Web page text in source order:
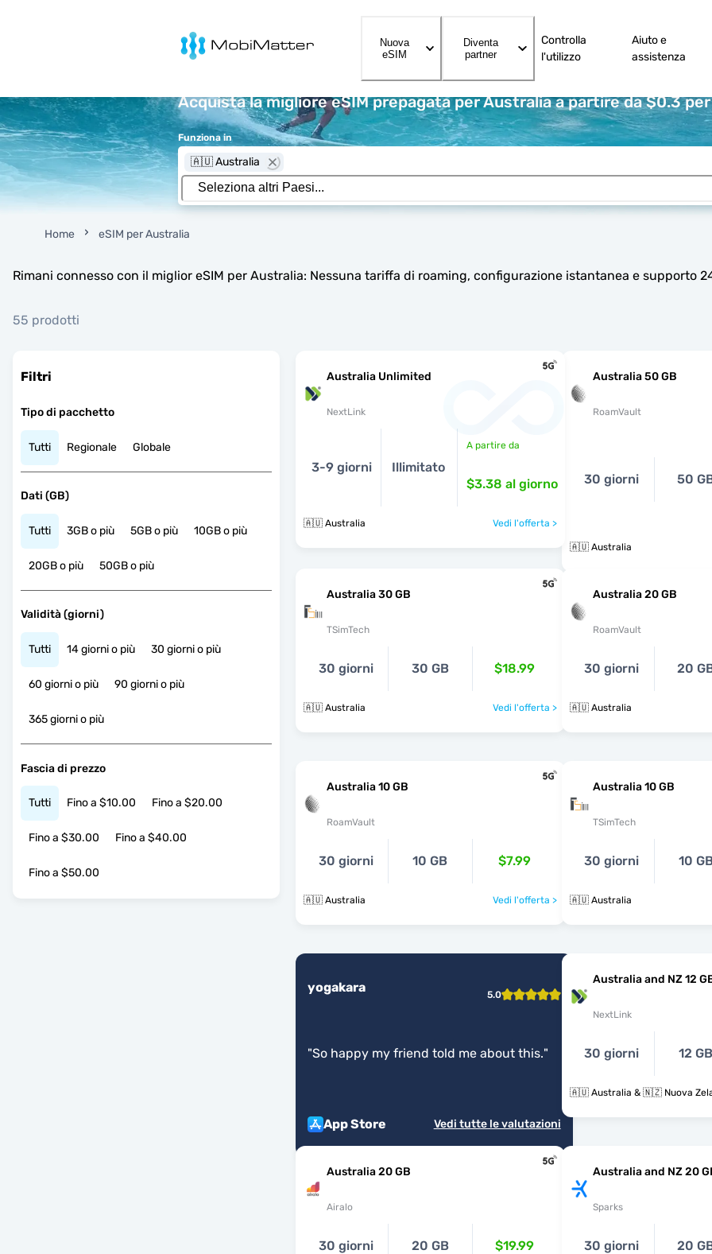
MobiMatter
Nuova
eSIM
Diventa
partner
Controlla
l'utilizzo
Aiuto e
assistenza
Acquista la migliore eSIM prepagata per Australia a partire da $0.3 per
Funziona in
🇦🇺 Australia
Home eSIM per Australia
Rimani connesso con il miglior eSIM per Australia: Nessuna tariffa di roaming, configurazione istantanea e supporto
55 prodotti
Filtri
Tipo di pacchetto
Tutti Regionale Globale
Dati (GB)
Tutti 3GB o più 5GB o più 10GB o più
20GB o più 50GB o più
Validità (giorni)
Tutti 14 giorni o più 30 giorni o più
60 giorni o più 90 giorni o più
365 giorni o più
Fascia di prezzo
Tutti Fino a $10.00 Fino a $20.00
Fino a $30.00 Fino a $40.00
Fino a $50.00
Australia Unlimited
NextLink
3-9 giorni Illimitato
A partire da
$3.38 al giorno
🇦🇺 Australia Vedi l'offerta >
Australia 50 GB
RoamVault
30 giorni 50
🇦🇺 Australia
Australia 30 GB
TSimTech
30 giorni 30 GB $18.99
🇦🇺 Australia Vedi l'offerta >
Australia 20 GB
RoamVault
30 giorni 20
🇦🇺 Australia
Australia 10 GB
RoamVault
30 giorni 10 GB $7.99
🇦🇺 Australia Vedi l'offerta >
Australia 10 GB
TSimTech
30 giorni 10
🇦🇺 Australia
yogakara 5.0
"So happy my friend told me about this."
App Store Vedi tutte le valutazioni
Australia and NZ 12
NextLink
30 giorni 12 GB
🇦🇺 Australia & 🇳🇿 Nuova
Australia 20 GB
Airalo
30 giorni 20 GB $19.99
Australia and NZ 20
Sparks
30 giorni 20